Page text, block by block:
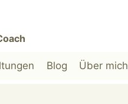
Blog Über mich